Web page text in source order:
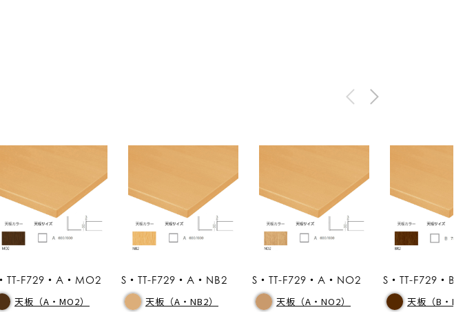
TT-F729・A・MO2
天板（A・MO2）
S・TT-F729・A・NB2
天板（A・NB2）
S・TT-F729・A・NO2
天板（A・NO2）
S・TT-F729・B・
天板（B・BR2